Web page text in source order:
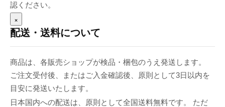
認ください。
×
配送・送料について
商品は、各販売ショップが検品・梱包のうえ発送します。
ご注文受付後、またはご入金確認後、原則として3日以内を
目安に発送いたします。
日本国内への配送は、原則として全国送料無料です。 ただ